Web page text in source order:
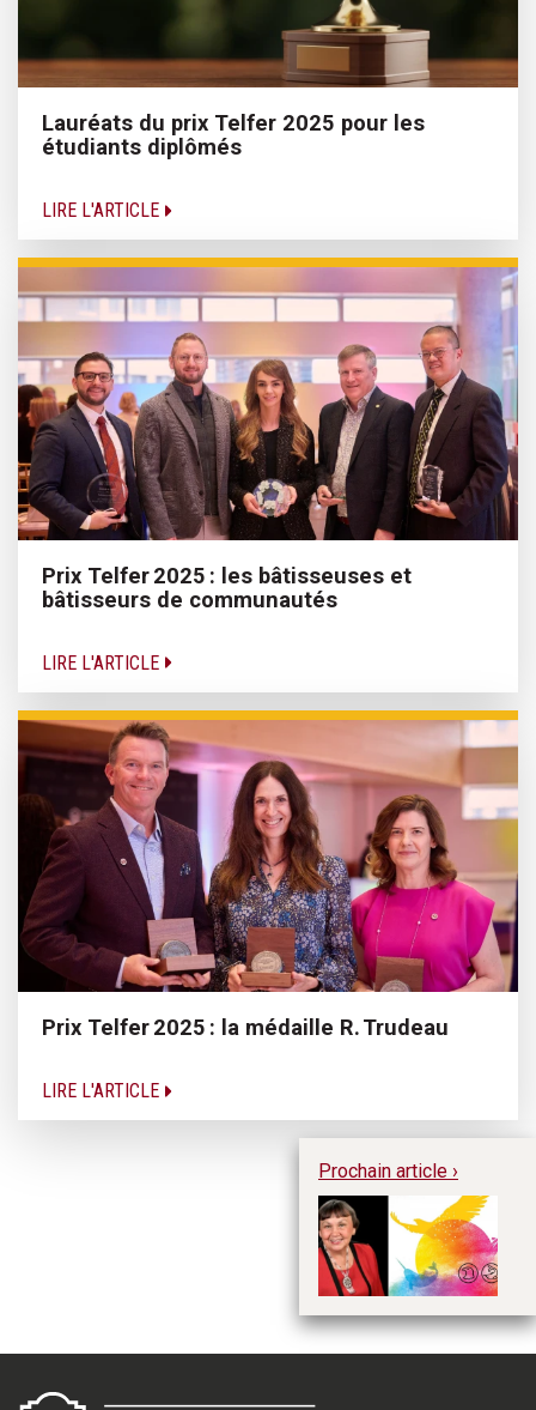
Lauréats du prix Telfer 2025 pour les
étudiants diplômés
LIRE L'ARTICLE
Prix Telfer 2025 : les bâtisseuses et
bâtisseurs de communautés
LIRE L'ARTICLE
Prix Telfer 2025 : la médaille R. Trudeau
LIRE L'ARTICLE
Prochain article ›